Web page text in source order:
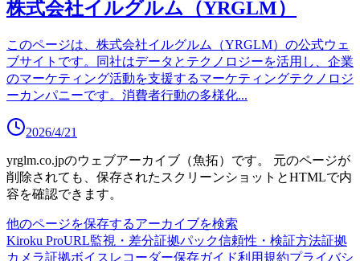
株式会社イルグルム（YRGLM）
このページは、株式会社イルグルム（YRGLM）の公式ウェ
ブサイトです。同社はデータとテクノロジーを活用し、企業
のマーケティング活動を支援するマーケティングテクノロジ
ーカンパニーです。消費者行動の多様化...
2026/4/21
yrglm.co.jpのウェブアーカイブ（魚拓）です。
元のページが
削除されても、保存されたスクリーンショットとHTMLで内
容を確認できます。
他のページを保存するアーカイブを検索
Kiroku ProURL監視・差分証拠パック信頼性・検証方法証拠
カメラ証拠ボイスレコーダー保存ガイド利用規約プライバシ